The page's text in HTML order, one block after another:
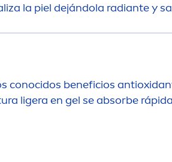
iza la piel dejándola radiante y
conocidos beneficios
ligera en gel se absorbe rápida